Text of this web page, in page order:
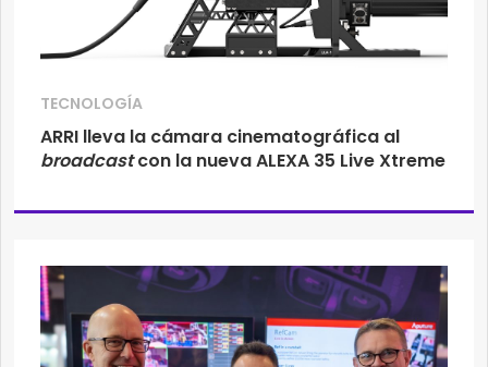
TECNOLOGÍA
ARRI lleva la cámara cinematográfica al
broadcastcon la nueva ALEXA 35 Live Xtreme